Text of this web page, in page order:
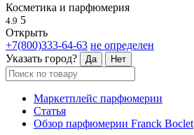
Косметика и парфюмерия
4.9 5
Открыть
+7(800)333-64-63 не определен
Указать город?
Да Нет
Маркетплейс парфюмерии
Статья
Обзор парфюмерии Franck Boclet